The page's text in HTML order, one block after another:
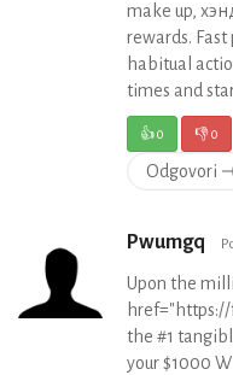
make up,
rewards.
habitual
times and
👍0 👎0
Odgovori
Pwumgq
Upon the
the #1
your $1000